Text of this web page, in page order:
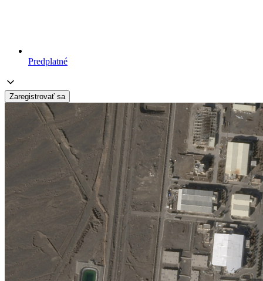
Predplatné
Zaregistrovať sa